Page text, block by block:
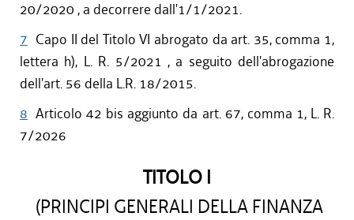
dal 06/08/2015 al 10/08/2015
20/2020 , a decorrere dall'1/1/2021.
7 Capo II del Titolo VI abrogato da art. 35, comma 1,
lettera h), L. R. 5/2021 , a seguito dell'abrogazione
dell'art. 56 della L.R. 18/2015.
8 Articolo 42 bis aggiunto da art. 67, comma 1, L. R.
7/2026
TITOLO I
(PRINCIPI GENERALI DELLA FINANZA